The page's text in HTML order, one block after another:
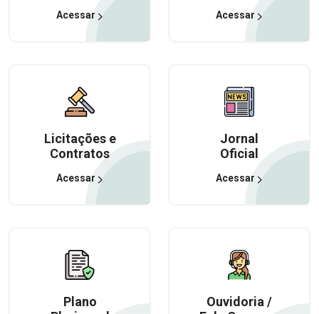
Acessar Acessar
Licitações e
Contratos
Acessar
Jornal
Oficial
Acessar
Plano
Ouvidoria /